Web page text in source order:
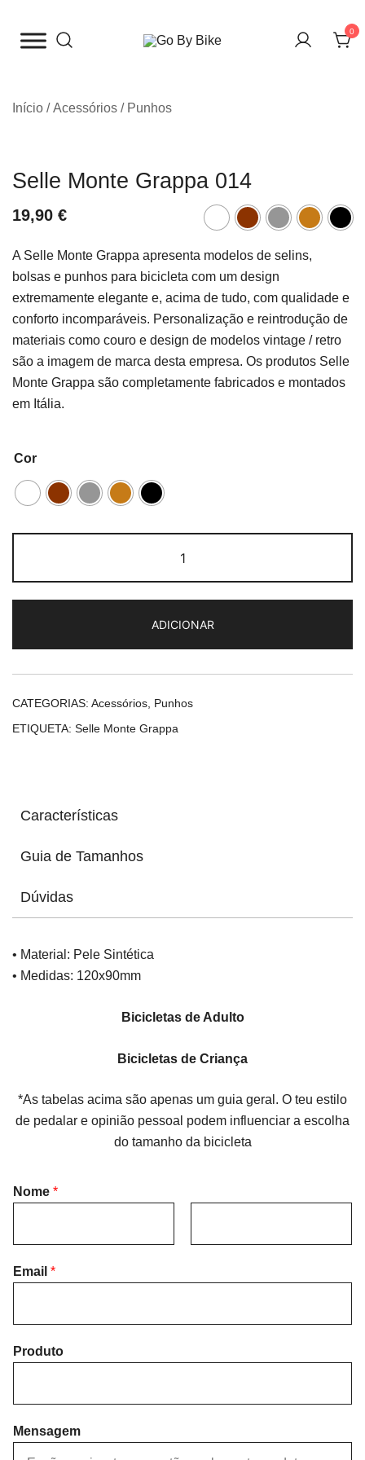
para
0
Início /Acessórios / Punhos
Selle Monte Grappa 014
19,90 €
A Selle Monte Grappa apresenta modelos de selins,
bolsas e punhos para bicicleta com um design
extremamente elegante e, acima de tudo, com qualidade e
conforto incomparáveis. Personalização e reintrodução de
materiais como couro e design de modelos vintage / retro
são a imagem de marca desta empresa. Os produtos Selle
Monte Grappa são completamente fabricados e montados
em Itália.
Cor
de
Selle
Grappa
014
ADICIONAR
CATEGORIAS: Acessórios Punhos
ETIQUETA: Selle Monte Grappa
Características
Guia de Tamanhos
Dúvidas
• Material: Pele Sintética
• Medidas: 120x90mm
Bicicletas de Adulto
Bicicletas de Criança
*As tabelas acima são apenas um guia geral. O teu estilo
de pedalar e opinião pessoal podem influenciar a escolha
do tamanho da bicicleta
Nome *
t
Email *
Produto
Mensagem